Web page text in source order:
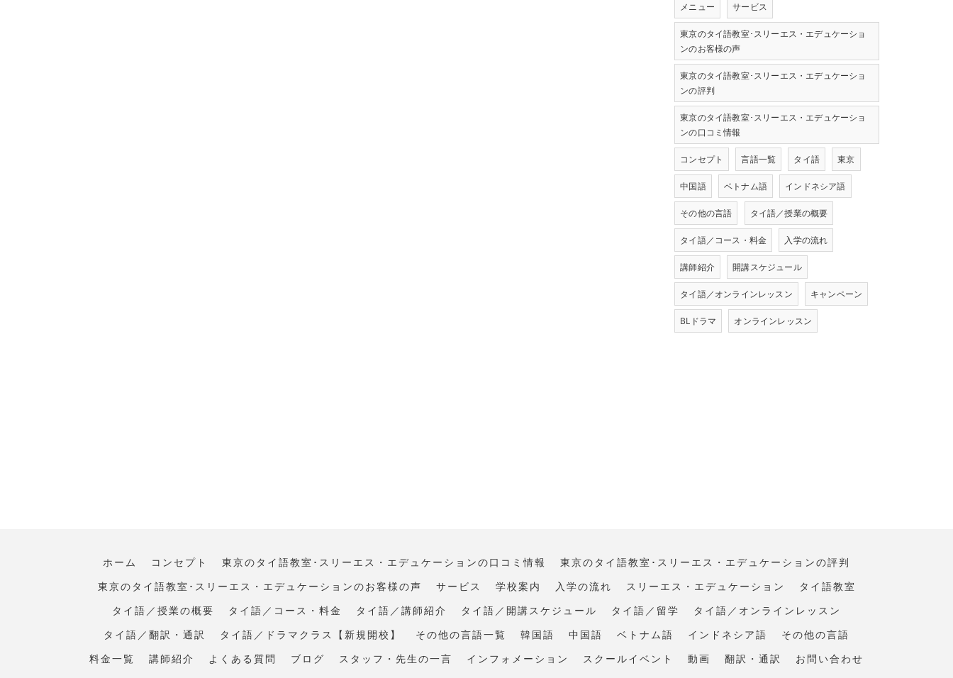
メニュー サービス
東京のタイ語教室･スリーエス・エデュケーショ
ンのお客様の声
東京のタイ語教室･スリーエス・エデュケーショ
ンの評判
東京のタイ語教室･スリーエス・エデュケーショ
ンの口コミ情報
コンセプト 言語一覧 タイ語 東京
中国語 ベトナム語 インドネシア語
その他の言語 タイ語／授業の概要
タイ語／コース・料金 入学の流れ
講師紹介 開講スケジュール
タイ語／オンラインレッスン キャンペーン
BLドラマ オンラインレッスン
ホーム コンセプト 東京のタイ語教室･スリーエス・エデュケーションの口コミ情報
東京のタイ語教室･スリーエス・エデュケーションの評判
東京のタイ語教室･スリーエス・エデュケーションのお客様の声
サービス 学校案内 入学の流れ スリーエス・エデュケーション
タイ語教室
タイ語／授業の概要
タイ語／コース・料金 タイ語／講師紹介 タイ語／開講スケジュール タイ語／留学
タイ語／オンラインレッスン
タイ語／翻訳・通訳
タイ語／ドラマクラス【新規開校】 その他の言語一覧 韓国語 中国語 ベトナム語 インドネシア語
その他の言語
料金一覧
講師紹介 よくある質問 ブログ スタッフ・先生の一言 インフォメーション スクールイベント 動画 翻訳・通訳
お問い合わせ